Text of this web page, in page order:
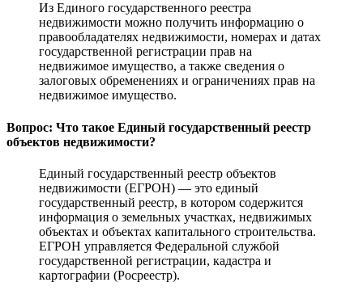
Из Единого государственного реестра
недвижимости можно получить информацию о
правообладателях недвижимости, номерах и датах
государственной регистрации прав на
недвижимое имущество, а также сведения о
залоговых обременениях и ограничениях прав на
недвижимое имущество.
Вопрос: Что такое Единый государственный реестр
объектов недвижимости?
Единый государственный реестр объектов
недвижимости (ЕГРОН) — это единый
государственный реестр, в котором содержится
информация о земельных участках, недвижимых
объектах и объектах капитального строительства.
ЕГРОН управляется Федеральной службой
государственной регистрации, кадастра и
картографии (Росреестр).